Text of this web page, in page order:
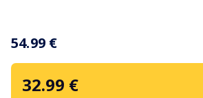
54.99 €
32.99 €